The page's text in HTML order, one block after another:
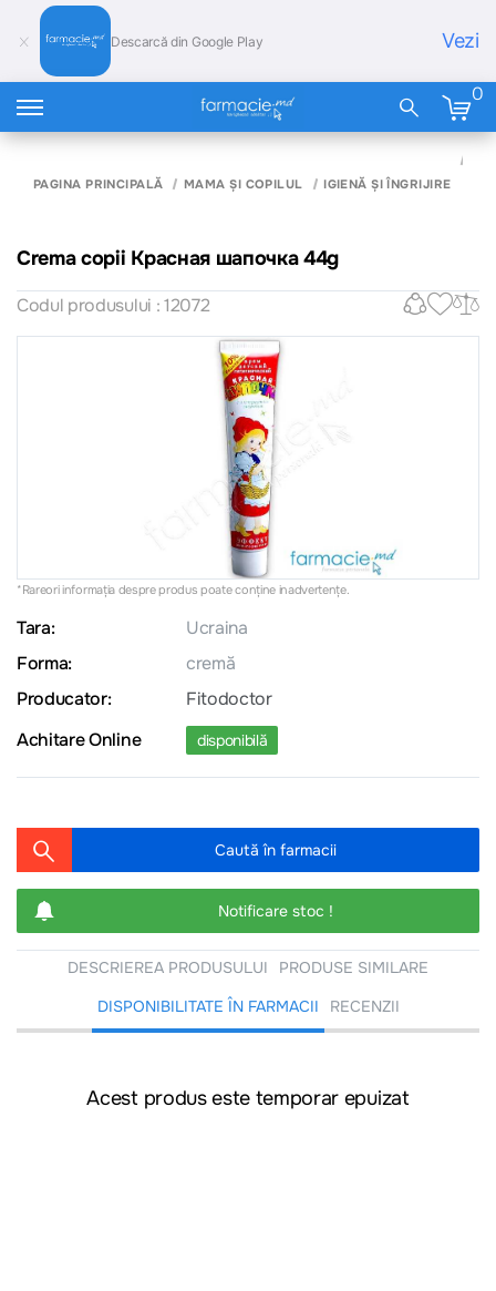
Descarcă din Google Play Vezi
0
PAGINA PRINCIPALĂ MAMA ȘI COPILUL IGIENĂ ȘI ÎNGRIJIRE
Crema copii Красная шапочка 44g
Codul produsului : 12072
*Rareori informația despre produs poate conţine inadvertenţe.
Tara:
Ucraina
Forma:
cremă
Producator:
Fitodoctor
Achitare Online
disponibilă
Caută în farmacii
Notificare stoc !
DESCRIEREA PRODUSULUI
PRODUSE SIMILARE
DISPONIBILITATE ÎN FARMACII
RECENZII
Acest produs este temporar epuizat